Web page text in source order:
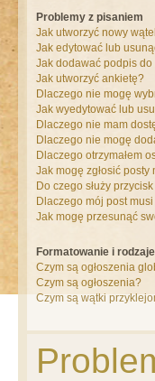
Problemy z pisaniem
Jak utworzyć nowy
Jak edytować lub
Jak dodawać podpis
Jak utworzyć ankietę?
Dlaczego nie mogę
Jak wyedytować lub
Dlaczego nie mam
Dlaczego nie mogę
Dlaczego otrzymałem
Jak mogę zgłosić
Do czego służy
Dlaczego mój post
Jak mogę przesunąć
Formatowanie i
Czym są ogłoszenia
Czym są ogłoszenia?
Czym są wątki